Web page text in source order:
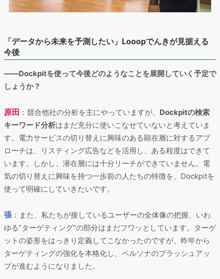
「データから未来を予測したい」Looopでんきが見据える
今後
――Dockpitを使って今後どのようなことを展開していく予定で
しょうか？
原田 ：競合他社の分析を主にやっていますが、 Dockpitの検索
キーワード分析はまだ充分に使いこなせていないと考えていま
す。電力サービスの切り替えに興味のある顕在層に対するアプ
ローチは、リスティング広告などを活用し、ある程度はできて
います。しかし、潜在層には十分リーチができていません。電
気の切り替えに興味を持つ一歩前の人たちの特徴を、Dockpitを
使って明確にしていきたいです。
張：また、私たちが接しているユーザーの全体像の把握、いわ
ゆる“ターゲティング”の部分はまだフワッとしています。ターゲ
ットの姿形をはっきり定義してこなかったのですが、昨年から
ターゲティングの強化を本格化し、ペルソナのブラッシュアッ
プが進むようになりました。